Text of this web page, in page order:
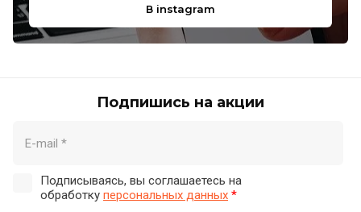
В instagram
Подпишись на акции
Подписываясь, вы соглашаетесь на
обработку персональных данных *